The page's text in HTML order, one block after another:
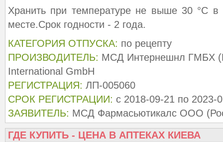
Хранить при температуре не выше 30 °С в
месте.Срок годности - 2 года.
КАТЕГОРИЯ ОТПУСКА: по рецепту
ПРОИЗВОДИТЕЛЬ: МСД Интернешнл ГМБХ
International GmbH
РЕГИСТРАЦИЯ: ЛП-005060
СРОК РЕГИСТРАЦИИ: с 2018-09-21 по 2023-
ЗАЯВИТЕЛЬ: МСД Фармасьютикалс ООО
ГДЕ КУПИТЬ - ЦЕНА В АПТЕКАХ КИЕВА